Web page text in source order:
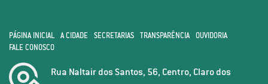
PÁGINA INICIAL A CIDADE SECRETARIAS TRANSPARÊNCIA
OUVIDORIA
FALE CONOSCO
Rua Naltair dos Santos, 56, Centro, Claro dos